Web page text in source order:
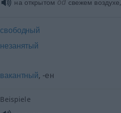
на открытом
свежем
свободный
незанятый
вакантный, -ен
Beispiele